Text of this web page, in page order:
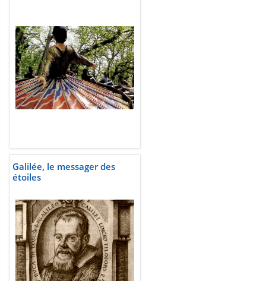
Galilée, le messager des
étoiles